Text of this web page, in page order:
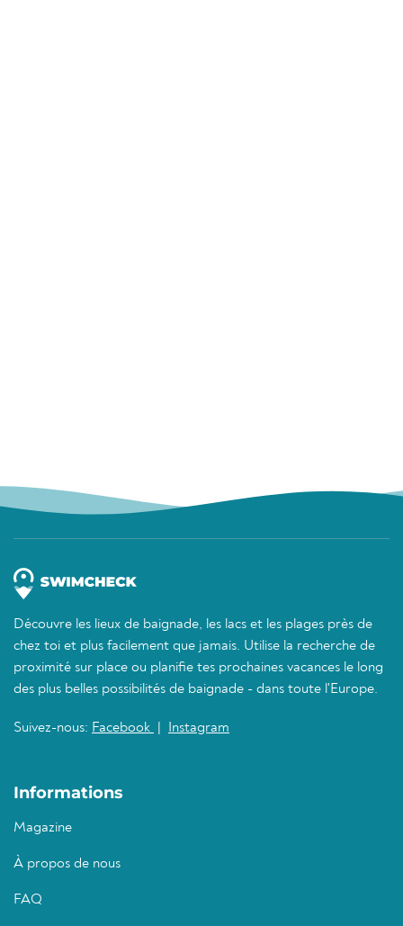
Découvre les lieux de baignade, les lacs et les plages près de
chez toi et plus facilement que jamais. Utilise la recherche de
proximité sur place ou planifie tes prochaines vacances le long
des plus belles possibilités de baignade - dans toute l'Europe.
Suivez-nous: Facebook Instagram
Informations
Magazine
À propos de nous
FAQ